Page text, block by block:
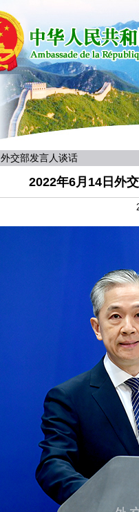
外交部发言人谈话
2022年6月14日外